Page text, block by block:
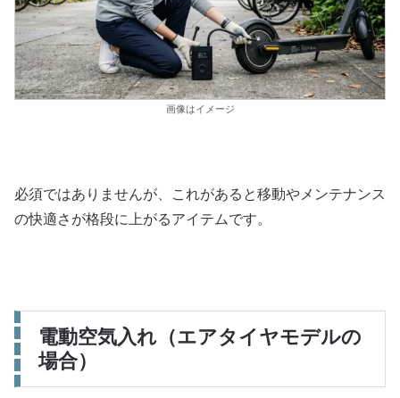
画像はイメージ
必須ではありませんが、これがあると移動やメンテナンス
の快適さが格段に上がるアイテムです。
電動空気入れ（エアタイヤモデルの
場合）